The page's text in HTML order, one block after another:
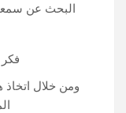
البحث عن
ومن خلال اتخاذ